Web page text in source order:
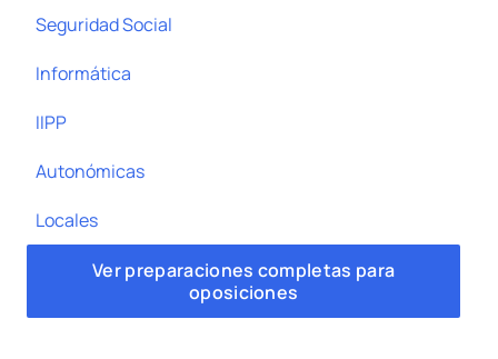
Seguridad Social
Informática
IIPP
Autonómicas
Locales
Ver preparaciones completas para
oposiciones